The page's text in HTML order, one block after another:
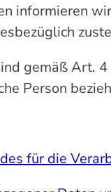
informieren
gemäß Art.
Person
für die